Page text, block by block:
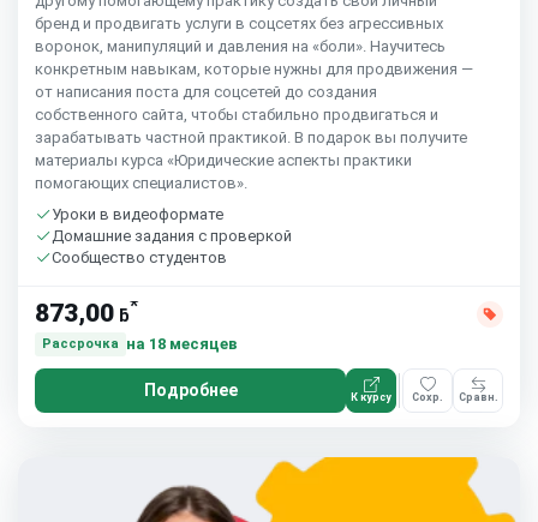
бренд и продвигать услуги в соцсетях без агрессивных
воронок, манипуляций и давления на «боли». Научитесь
конкретным навыкам, которые нужны для продвижения —
от написания поста для соцсетей до создания
собственного сайта, чтобы стабильно продвигаться и
зарабатывать частной практикой. В подарок вы получите
материалы курса «Юридические аспекты практики
помогающих специалистов».
Уроки в видеоформате
Домашние задания с проверкой
Сообщество студентов
873,00 ƃ*
Рассрочка на 18 месяцев
Подробнее К курсу Сохр. Сравн.